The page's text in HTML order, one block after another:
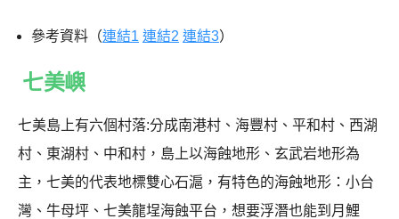
參考資料（連結1 連結2 連結3）
七美嶼
七美島上有六個村落:分成南港村、海豐村、平和村、西湖
村、東湖村、中和村，島上以海蝕地形、玄武岩地形為
主，七美的代表地標雙心石滬，有特色的海蝕地形：小台
灣、牛母坪、七美龍埕海蝕平台，想要浮潛也能到月鯉